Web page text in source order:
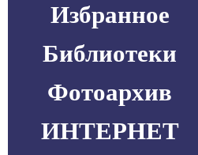
Избранное
Библиотеки
Фотоархив
ИНТЕРНЕТ